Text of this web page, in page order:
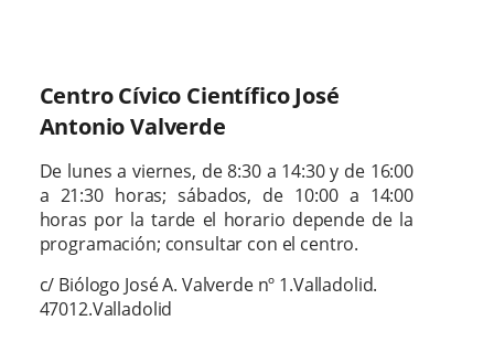
Centro Cívico Científico José
Antonio Valverde
Horario
De lunes a viernes, de 8:30 a 14:30 y de 16:00
a 21:30 horas; sábados, de 10:00 a 14:00
horas por la tarde el horario depende de la
programación; consultar con el centro.
Dirección
Dirección
postal
c/ Biólogo José A. Valverde nº 1.Valladolid.
47012.Valladolid